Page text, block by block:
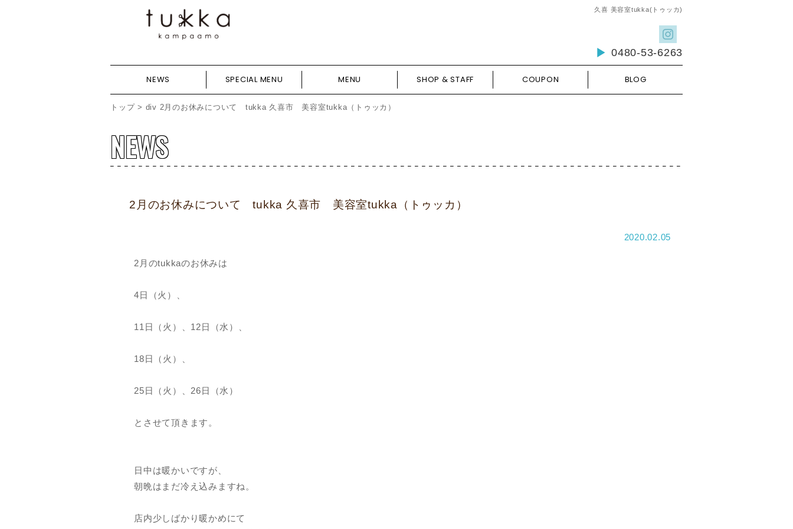
久喜 美容室tukka(トゥッカ)
0480-53-6263
NEWS SPECIAL MENU MENU SHOP & STAFF COUPON BLOG
トップ> div 2月のお休みについて tukka 久喜市 美容室tukka（トゥッカ）
NEWS
2月のお休みについて tukka 久喜市 美容室tukka（トゥッカ）
2020.02.05
2月のtukkaのお休みは
4日（火）、
11日（火）、12日（水）、
18日（火）、
25日（火）、26日（水）
とさせて頂きます。
日中は暖かいですが、
朝晩はまだ冷え込みますね。
店内少しばかり暖かめにて